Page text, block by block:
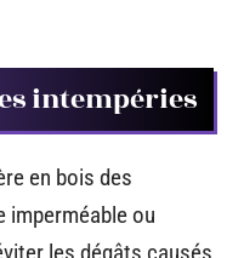
intempéries
en bois des
imperméable ou
les dégâts causés